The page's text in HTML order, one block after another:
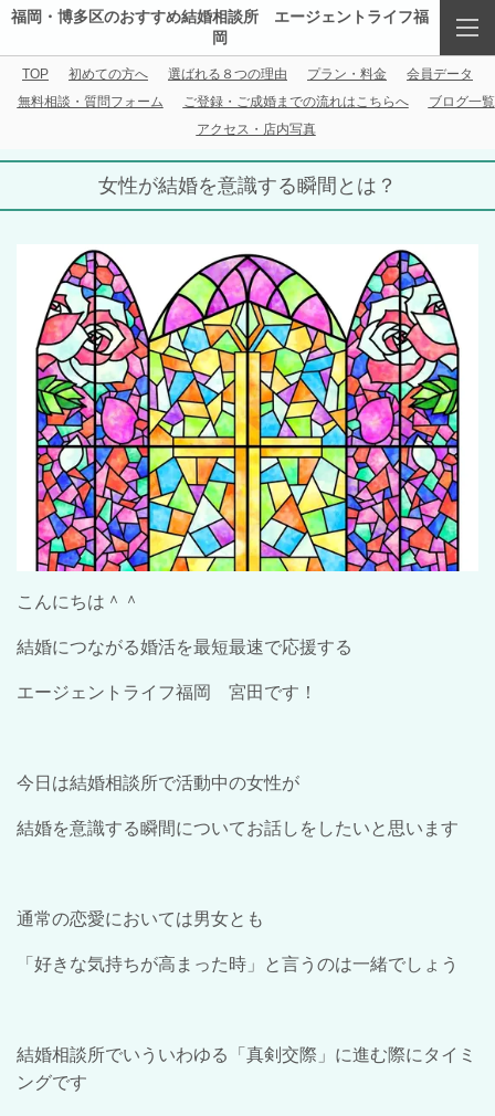
福岡・博多区のおすすめ結婚相談所 エージェントライフ福
岡
TOP 初めての方へ 選ばれる８つの理由 プラン・料金
会員データ
無料相談・質問フォーム
ご登録・ご成婚までの流れはこちらへ
ブログ一覧
アクセス・店内写真
女性が結婚を意識する瞬間とは？
こんにちは＾＾
結婚につながる婚活を最短最速で応援する
エージェントライフ福岡 宮田です！
今日は結婚相談所で活動中の女性が
結婚を意識する瞬間についてお話しをしたいと思います
通常の恋愛においては男女とも
「好きな気持ちが高まった時」と言うのは一緒でしょう
結婚相談所でいういわゆる「真剣交際」に進む際にタイミ
ングです